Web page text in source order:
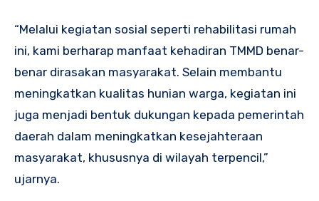
“Melalui kegiatan sosial seperti rehabilitasi rumah
ini, kami berharap manfaat kehadiran TMMD benar-
benar dirasakan masyarakat. Selain membantu
meningkatkan kualitas hunian warga, kegiatan ini
juga menjadi bentuk dukungan kepada pemerintah
daerah dalam meningkatkan kesejahteraan
masyarakat, khususnya di wilayah terpencil,”
ujarnya.